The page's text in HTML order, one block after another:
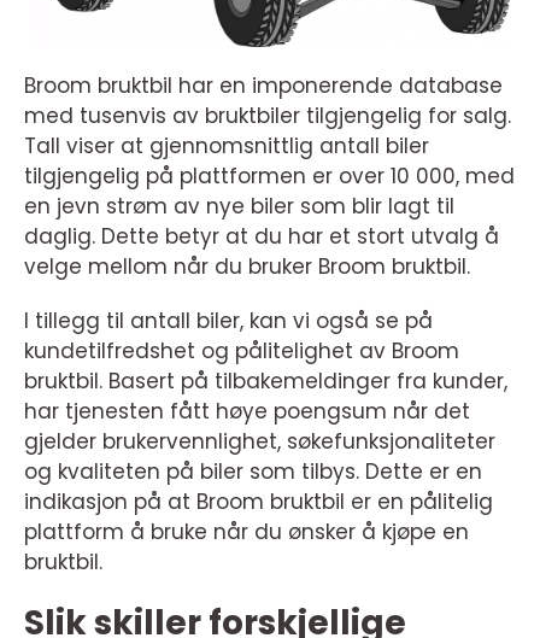
Broom bruktbil har en imponerende database
med tusenvis av bruktbiler tilgjengelig for salg.
Tall viser at gjennomsnittlig antall biler
tilgjengelig på plattformen er over 10 000, med
en jevn strøm av nye biler som blir lagt til
daglig. Dette betyr at du har et stort utvalg å
velge mellom når du bruker Broom bruktbil.
I tillegg til antall biler, kan vi også se på
kundetilfredshet og pålitelighet av Broom
bruktbil. Basert på tilbakemeldinger fra kunder,
har tjenesten fått høye poengsum når det
gjelder brukervennlighet, søkefunksjonaliteter
og kvaliteten på biler som tilbys. Dette er en
indikasjon på at Broom bruktbil er en pålitelig
plattform å bruke når du ønsker å kjøpe en
bruktbil.
Slik skiller forskjellige